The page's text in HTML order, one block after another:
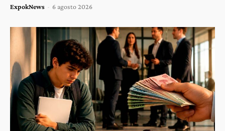
ExpokNews - 6 agosto 2026